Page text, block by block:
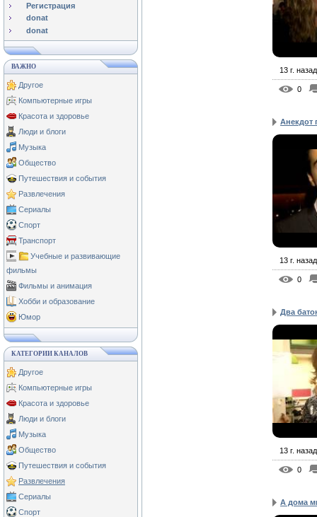
Регистрация
donat
donat
ВАЖНО
Другое
Компьютерные игры
Красота и здоровье
Люди и блоги
Музыка
Общество
Путешествия и события
Развлечения
Сериалы
Спорт
Транспорт
Учебные и развивающие
фильмы
Фильмы и анимация
Хобби и образование
Юмор
КАТЕГОРИИ КАНАЛОВ
Другое
Компьютерные игры
Красота и здоровье
Люди и блоги
Музыка
Общество
Путешествия и события
Развлечения
Сериалы
Спорт
13 г. назад
0
Анекдот
13 г. назад
0
Два
13 г. назад
0
А дома